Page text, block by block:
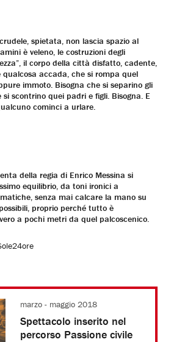
spietata, non lascia spazio al
è veleno, le costruzioni degli
il corpo della città disfatto, cadente,
qualcosa accada, che si rompa quel
immoto. Bisogna che si separino gli
scontrino quei padri e figli. Bisogna. E
cominci a urlare.
della regia di Enrico Messina si
equilibrio, da toni ironici a
senza mai calcare la mano su
proprio perché tutto è
a pochi metri da quel palcoscenico.
marzo - maggio 2018
Spettacolo inserito nel
percorso Passione civile